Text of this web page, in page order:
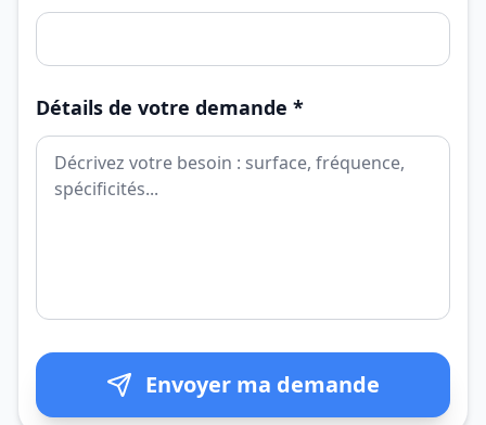
Détails de votre demande *
Envoyer ma demande